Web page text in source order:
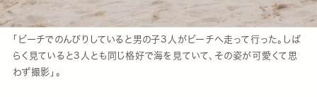
「ビーチでのんびりしていると男の子3人がビーチへ走って行った。しば
らく見ていると3人とも同じ格好で海を見ていて、その姿が可愛くて思
わず撮影」。